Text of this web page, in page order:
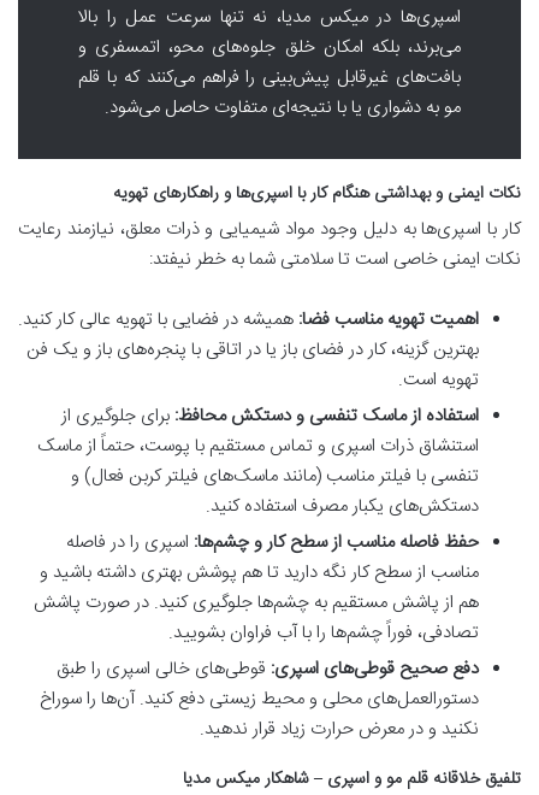
اسپری‌ها در میکس مدیا، نه تنها سرعت عمل را بالا
می‌برند، بلکه امکان خلق جلوه‌های محو، اتمسفری و
بافت‌های غیرقابل پیش‌بینی را فراهم می‌کنند که با قلم
مو به دشواری یا با نتیجه‌ای متفاوت حاصل می‌شود.
نکات ایمنی و بهداشتی هنگام کار با اسپری‌ها و راهکارهای تهویه
کار با اسپری‌ها به دلیل وجود مواد شیمیایی و ذرات معلق، نیازمند رعایت
نکات ایمنی خاصی است تا سلامتی شما به خطر نیفتد:
اهمیت تهویه مناسب فضا: همیشه در فضایی با تهویه عالی کار کنید.
بهترین گزینه، کار در فضای باز یا در اتاقی با پنجره‌های باز و یک فن
تهویه است.
استفاده از ماسک تنفسی و دستکش محافظ: برای جلوگیری از
استنشاق ذرات اسپری و تماس مستقیم با پوست، حتماً از ماسک
تنفسی با فیلتر مناسب (مانند ماسک‌های فیلتر کربن فعال) و
دستکش‌های یکبار مصرف استفاده کنید.
حفظ فاصله مناسب از سطح کار و چشم‌ها: اسپری را در فاصله
مناسب از سطح کار نگه دارید تا هم پوشش بهتری داشته باشید و
هم از پاشش مستقیم به چشم‌ها جلوگیری کنید. در صورت پاشش
تصادفی، فوراً چشم‌ها را با آب فراوان بشویید.
دفع صحیح قوطی‌های اسپری: قوطی‌های خالی اسپری را طبق
دستورالعمل‌های محلی و محیط زیستی دفع کنید. آن‌ها را سوراخ
نکنید و در معرض حرارت زیاد قرار ندهید.
تلفیق خلاقانه قلم مو و اسپری – شاهکار میکس مدیا